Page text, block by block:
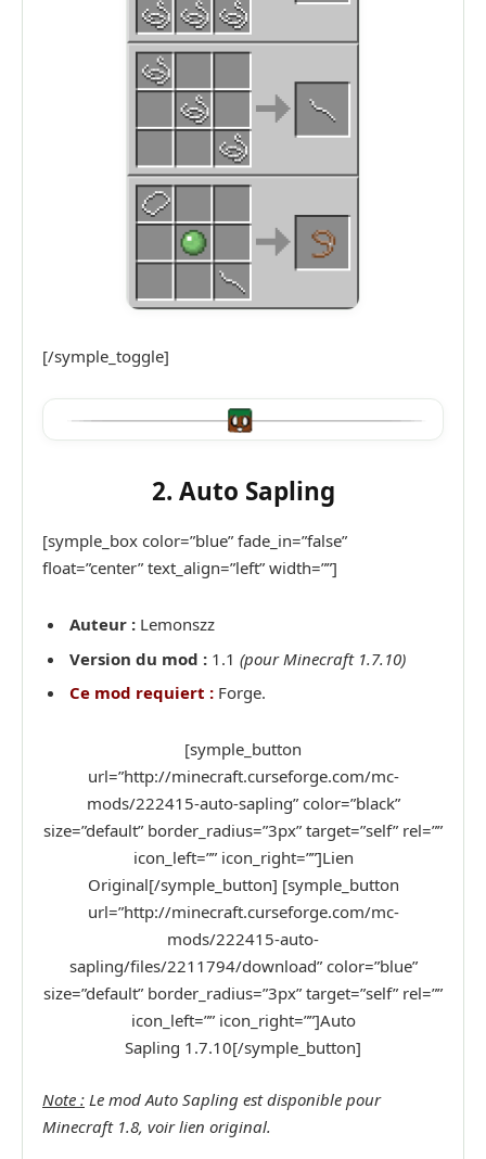
[/symple_toggle]
2. Auto Sapling
[symple_box color=”blue” fade_in=”false”
float=”center” text_align=”left” width=””]
Auteur : Lemonszz
Version du mod : 1.1 (pour Minecraft 1.7.10)
Ce mod requiert : Forge.
[symple_button
url=”http://minecraft.curseforge.com/mc-
mods/222415-auto-sapling” color=”black”
size=”default” border_radius=”3px” target=”self” rel=””
icon_left=”” icon_right=””]Lien
Original[/symple_button] [symple_button
url=”http://minecraft.curseforge.com/mc-
mods/222415-auto-
sapling/files/2211794/download” color=”blue”
size=”default” border_radius=”3px” target=”self” rel=””
icon_left=”” icon_right=””]Auto
Sapling 1.7.10[/symple_button]
Note : Le mod Auto Sapling est disponible pour
Minecraft 1.8, voir lien original.